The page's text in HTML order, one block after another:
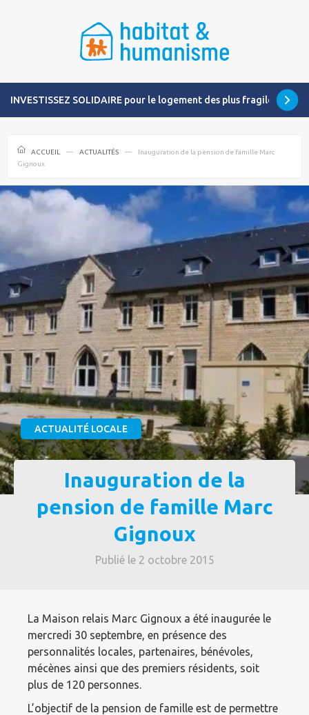
INVESTISSEZ SOLIDAIRE pour le logement des plus fragiles
ACCUEIL ACTUALITÉS
Inauguration de la pension de famille Marc
Gignoux
ACTUALITÉ LOCALE
Inauguration de la
pension de famille Marc
Gignoux
Publié le 2 octobre 2015
La Maison relais Marc Gignoux a été inaugurée le
mercredi 30 septembre, en présence des
personnalités locales, partenaires, bénévoles,
mécènes ainsi que des premiers résidents, soit
plus de 120 personnes.
L’objectif de la pension de famille est de permettre